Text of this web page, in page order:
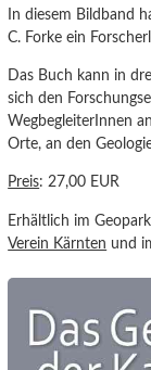
In diesem Bildband
C. Forke ein
Das Buch kann in
sich den
WegbegleiterInnen
Orte, an den
Preis: 27,00 EUR
Erhältlich im
Verein Kärnten und